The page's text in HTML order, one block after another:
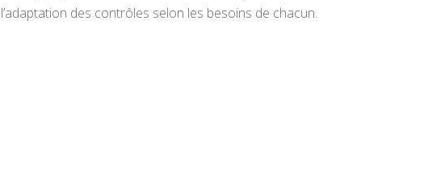
des contrôles selon les besoins de chacun.